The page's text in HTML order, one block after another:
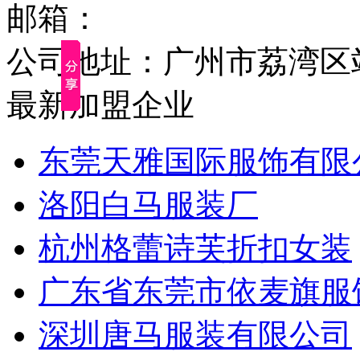
邮箱：
公司地址：广州市荔湾
最新加盟企业
东莞天雅国际服饰有限
洛阳白马服装厂
杭州格蕾诗芙折扣女装
广东省东莞市依麦旗
深圳唐马服装有限公司